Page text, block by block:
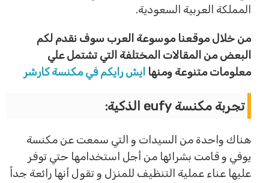
المملكة العربية السعودية.
من خلال موقعنا موسوعة العرب سوف نقدم لكم
البعض من المقالات المختلفة التي تشتمل علي
معلومات متنوعة ومنهاايش رايكم في مكنسة كارشر
تجربة مكنسة eufy الذكية:
هناك واحدة من السيدات و التي سمعت عن مكنسة
يوفي و قامت بشرائها من أجل استخدامها حتي توفر
عليها عناء عملية التنظيف للمنزل و تقول أنها رائعة جداً